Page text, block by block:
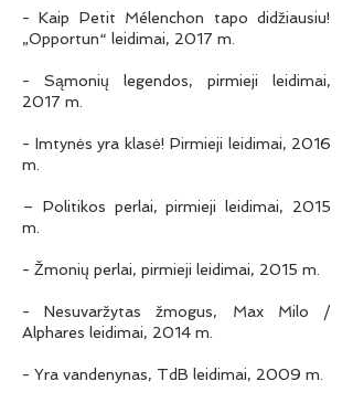
- Kaip Petit Mélenchon tapo didžiausiu!
„Opportun“ leidimai, 2017 m.
- Sąmonių legendos, pirmieji leidimai,
2017 m.
- Imtynės yra klasė! Pirmieji leidimai, 2016
m.
– Politikos perlai, pirmieji leidimai, 2015
m.
- Žmonių perlai, pirmieji leidimai, 2015 m.
- Nesuvaržytas žmogus, Max Milo /
Alphares leidimai, 2014 m.
- Yra vandenynas, TdB leidimai, 2009 m.